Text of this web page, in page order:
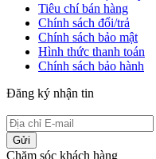
Tiêu chí bán hàng
Chính sách đổi/trả
Chính sách bảo mật
Hình thức thanh toán
Chính sách bảo hành
Đăng ký nhận tin
Gửi
Chăm sóc khách hàng